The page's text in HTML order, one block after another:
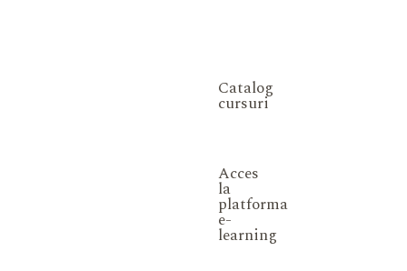
Catalog
cursuri
Acces
la
platforma
e-
learning